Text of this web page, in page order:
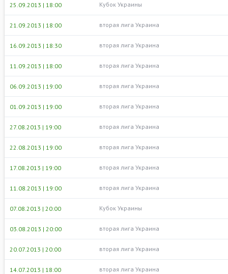
25.09.2013 | 18:00 Кубок Украины
21.09.2013 | 18:00 вторая лига Украина
16.09.2013 | 18:30 вторая лига Украина
11.09.2013 | 18:00 вторая лига Украина
06.09.2013 | 19:00 вторая лига Украина
01.09.2013 | 19:00 вторая лига Украина
27.08.2013 | 19:00 вторая лига Украина
22.08.2013 | 19:00 вторая лига Украина
17.08.2013 | 19:00 вторая лига Украина
11.08.2013 | 19:00 вторая лига Украина
07.08.2013 | 20:00 Кубок Украины
03.08.2013 | 20:00 вторая лига Украина
20.07.2013 | 20:00 вторая лига Украина
14.07.2013 | 18:00 вторая лига Украина